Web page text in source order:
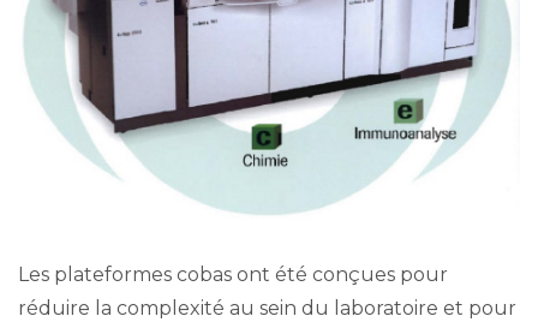
Les plateformes cobas ont été conçues pour
réduire la complexité au sein du laboratoire et pour